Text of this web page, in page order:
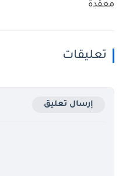
معقدة
تعليقات
إرسال تعليق